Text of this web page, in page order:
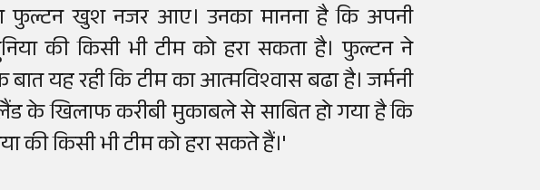
फुल्टन खुश नजर आए। उनका मानना है कि अपनी
की किसी भी टीम को हरा सकता है। फुल्टन ने
यह रही कि टीम का आत्मविश्वास बढा है। जर्मनी
के खिलाफ करीबी मुकाबले से साबित हो गया है कि
की किसी भी टीम को हरा सकते हैं।'